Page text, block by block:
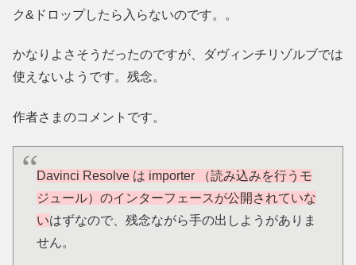
ク&ドロップしたら入らないのです。。
かなりよさそうだったのですが、ダヴィンチリゾルブでは
使えないようです。残念。
作者さまのコメントです。
Davinci Resolve は importer （読み込みを行うモ
ジュール）のインターフェースが公開されていな
いはずなので、残念ながら手の出しようがありま
せん。